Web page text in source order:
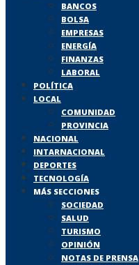
BANCOS
BOLSA
EMPRESAS
ENERGÍA
FINANZAS
LABORAL
POLÍTICA
LOCAL
COMUNIDAD
PROVINCIA
NACIONAL
INTARNACIONAL
DEPORTES
TECNOLOGÍA
MÁS SECCIONES
SOCIEDAD
SALUD
TURISMO
OPINIÓN
NOTAS DE PRENSA